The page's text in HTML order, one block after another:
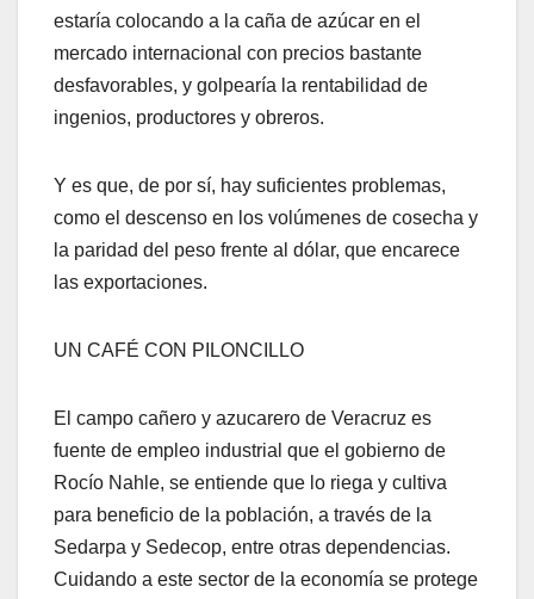
estaría colocando a la caña de azúcar en el
mercado internacional con precios bastante
desfavorables, y golpearía la rentabilidad de
ingenios, productores y obreros.
Y es que, de por sí, hay suficientes problemas,
como el descenso en los volúmenes de cosecha y
la paridad del peso frente al dólar, que encarece
las exportaciones.
UN CAFÉ CON PILONCILLO
El campo cañero y azucarero de Veracruz es
fuente de empleo industrial que el gobierno de
Rocío Nahle, se entiende que lo riega y cultiva
para beneficio de la población, a través de la
Sedarpa y Sedecop, entre otras dependencias.
Cuidando a este sector de la economía se protege